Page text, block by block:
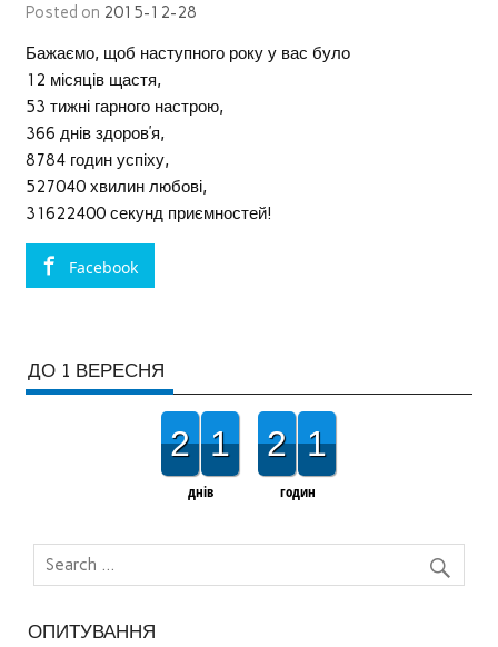
Posted on 2015-12-28
Бажаємо, щоб наступного року у вас було
12 місяців щастя,
53 тижні гарного настрою,
366 днів здоров’я,
8784 годин успіху,
527040 хвилин любові,
31622400 секунд приємностей!
Facebook
ДО 1 ВЕРЕСНЯ
2 1
днів
2 1
годин
ОПИТУВАННЯ